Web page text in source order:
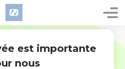
est importante
nous